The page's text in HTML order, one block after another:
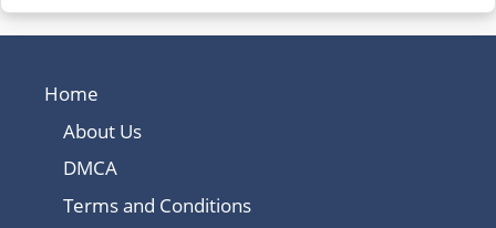
Home
About Us
DMCA
Terms and Conditions